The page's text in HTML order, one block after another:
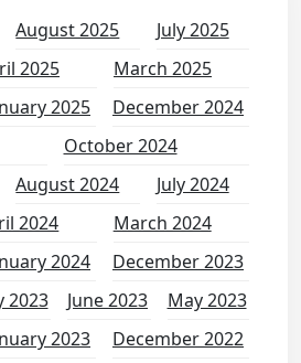
August 2025
July 2025
2025
March 2025
2025
December 2024
October 2024
August 2024
July 2024
2024
March 2024
2024
December 2023
2023 June 2023
May 2023
2023
December 2022